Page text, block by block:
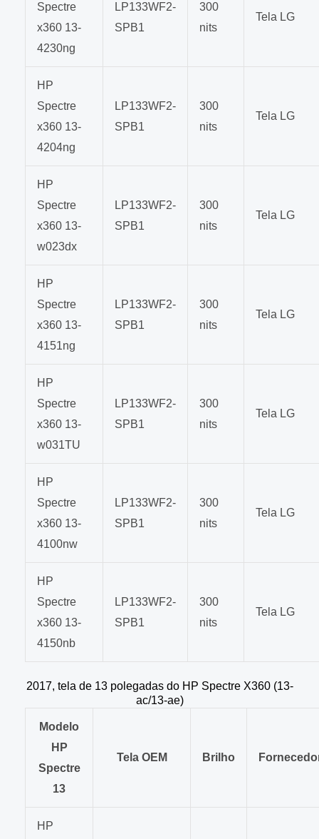
Spectre
x360 13-
4230ng
LP133WF2-
SPB1
300
nits
Tela LG
HP
Spectre
x360 13-
4204ng
LP133WF2-
SPB1
300
nits
Tela LG
HP
Spectre
x360 13-
w023dx
LP133WF2-
SPB1
300
nits
Tela LG
HP
Spectre
x360 13-
4151ng
LP133WF2-
SPB1
300
nits
Tela LG
HP
Spectre
x360 13-
w031TU
LP133WF2-
SPB1
300
nits
Tela LG
HP
Spectre
x360 13-
4100nw
LP133WF2-
SPB1
300
nits
Tela LG
HP
Spectre
x360 13-
4150nb
LP133WF2-
SPB1
300
nits
Tela LG
2017, tela de 13 polegadas do HP Spectre X360 (13-
ac/13-ae)
Modelo
HP
Spectre
13
Tela OEM Brilho
HP